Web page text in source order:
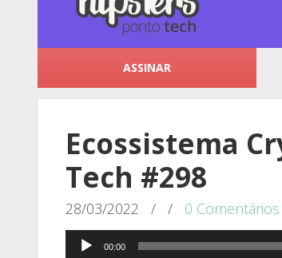
ASSINAR
Ecossistema
Tech #298
28/03/2022 / / 0 Comentários
Tocador00:00